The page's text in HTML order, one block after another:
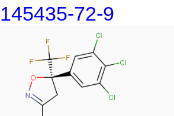
145435-72-9